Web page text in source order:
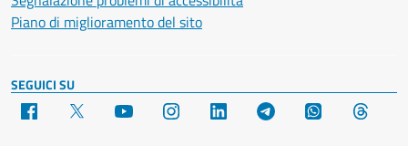
Piano di miglioramento del sito
SEGUICI SU
Facebook YouTube Instagram LinkedIn Telegram WhatsApp